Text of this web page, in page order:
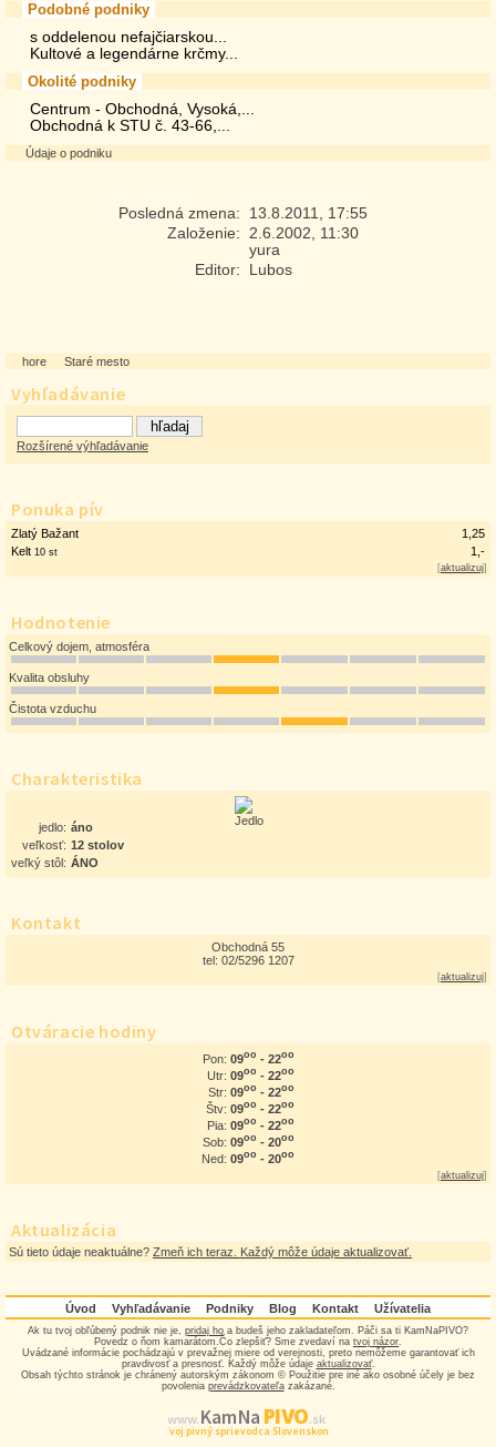
Vyhľadávanie
Rozšírené výhľadávanie
Ponuka pív
Zlatý Bažant
1,25
Kelt 10 st 1,-
[aktualizuj]
Hodnotenie
Celkový dojem, atmosféra
Kvalita obsluhy
Čistota vzduchu
Charakteristika
jedlo: áno
veľkosť: 12 stolov
veľký stôl: ÁNO
Kontakt
Obchodná 55
tel: 02/5296 1207
[aktualizuj]
Otváracie hodiny
Pon: 09oo - 22oo
Utr: 09oo - 22oo
Str: 09oo - 22oo
Štv: 09oo - 22oo
Pia: 09oo - 22oo
Sob: 09oo - 20oo
Ned: 09oo - 20oo
[aktualizuj]
Aktualizácia
Sú tieto údaje neaktuálne? Zmeň ich teraz. Každý môže údaje aktualizovať.
Podobné podniky
s oddelenou nefajčiarskou...
Kultové a legendárne krčmy...
Okolité podniky
Centrum - Obchodná, Vysoká,...
Obchodná k STU č. 43-66,...
Údaje o podniku
Posledná zmena: 13.8.2011, 17:55
Založenie: 2.6.2002, 11:30
yura
Editor:
Lubos
hore Staré mesto
Úvod Vyhľadávanie Podniky Blog Kontakt Užívatelia
Ak tu tvoj obľúbený podnik nie je, pridaj ho a budeš jeho zakladateľom. Páči sa ti KamNaPIVO?
Povedz o ňom kamarátom.Čo zlepšiť? Sme zvedaví na tvoj názor.
Uvádzané informácie pochádzajú v prevažnej miere od verejnosti, preto nemôžeme garantovať ich
pravdivosť a presnosť. Každý môže údaje aktualizovať.
Obsah týchto stránok je chránený autorským zákonom © Použitie pre iné ako osobné účely je bez
povolenia prevádzkovateľazakázané.
www.Kam Na PIVO.sk
Tvoj pivný sprievodca Slovenskom